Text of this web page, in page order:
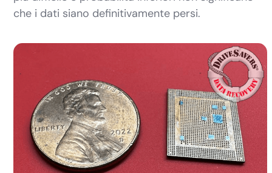
che i dati siano definitivamente persi.